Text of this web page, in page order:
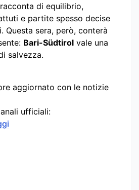
di equilibrio,
e partite spesso decise
Questa sera, però, conterà
Bari-Südtirol vale una
salvezza.
aggiornato con le notizie
ufficiali: